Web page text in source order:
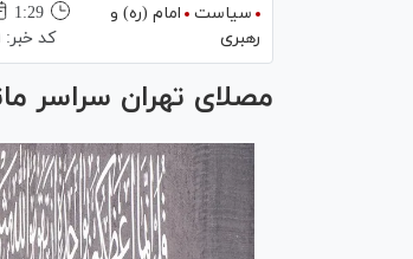
سیاست
امام (ره) و
رهبری
1:29
کد خبر:
مصلای تهران سراسر